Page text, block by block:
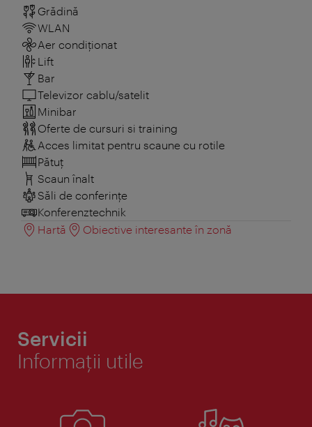
Grădină
WLAN
Aer condiționat
Lift
Bar
Televizor cablu/satelit
Minibar
Oferte de cursuri si training
Acces limitat pentru scaune cu rotile
Pătuţ
Scaun înalt
Săli de conferințe
Konferenztechnik
Hartă
Obiective interesante în zonă
Servicii
Informaţii utile